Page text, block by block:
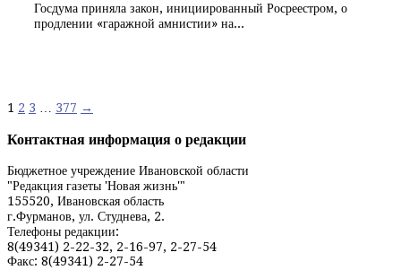
Госдума приняла закон, инициированный Росреестром, о
продлении «гаражной амнистии» на...
Навигация
по
1 2 3 377 →
Контактная информация о редакции
Бюджетное учреждение Ивановской области
"Редакция газеты 'Новая жизнь'"
155520, Ивановская область
г.Фурманов, ул. Студнева, 2.
Телефоны редакции:
8(49341) 2-22-32, 2-16-97, 2-27-54
Факс: 8(49341) 2-27-54